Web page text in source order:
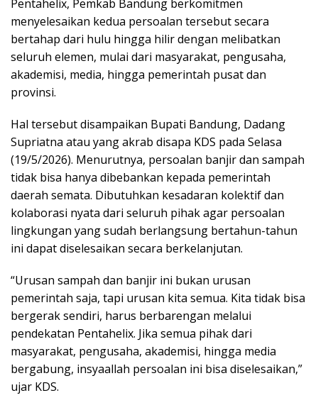
Pentahelix, Pemkab Bandung berkomitmen
menyelesaikan kedua persoalan tersebut secara
bertahap dari hulu hingga hilir dengan melibatkan
seluruh elemen, mulai dari masyarakat, pengusaha,
akademisi, media, hingga pemerintah pusat dan
provinsi.
Hal tersebut disampaikan Bupati Bandung, Dadang
Supriatna atau yang akrab disapa KDS pada Selasa
(19/5/2026). Menurutnya, persoalan banjir dan sampah
tidak bisa hanya dibebankan kepada pemerintah
daerah semata. Dibutuhkan kesadaran kolektif dan
kolaborasi nyata dari seluruh pihak agar persoalan
lingkungan yang sudah berlangsung bertahun-tahun
ini dapat diselesaikan secara berkelanjutan.
“Urusan sampah dan banjir ini bukan urusan
pemerintah saja, tapi urusan kita semua. Kita tidak bisa
bergerak sendiri, harus berbarengan melalui
pendekatan Pentahelix. Jika semua pihak dari
masyarakat, pengusaha, akademisi, hingga media
bergabung, insyaallah persoalan ini bisa diselesaikan,”
ujar KDS.